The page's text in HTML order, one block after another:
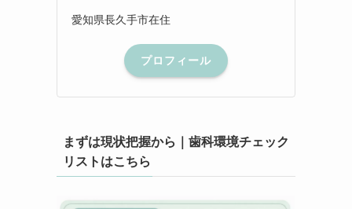
愛知県長久手市在住
プロフィール
まずは現状把握から｜歯科環境チェック
リストはこちら